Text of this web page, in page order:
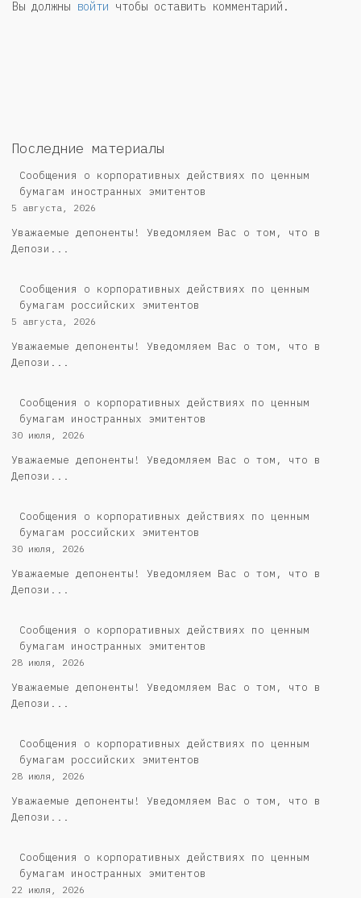
Вы должны войти чтобы оставить комментарий.
Последние материалы
Сообщения о корпоративных действиях по ценным
бумагам иностранных эмитентов
5 августа, 2026
Уважаемые депоненты! Уведомляем Вас о том, что в
Депози...
Cообщения о корпоративных действиях по ценным
бумагам российских эмитентов
5 августа, 2026
Уважаемые депоненты! Уведомляем Вас о том, что в
Депози...
Сообщения о корпоративных действиях по ценным
бумагам иностранных эмитентов
30 июля, 2026
Уважаемые депоненты! Уведомляем Вас о том, что в
Депози...
Cообщения о корпоративных действиях по ценным
бумагам российских эмитентов
30 июля, 2026
Уважаемые депоненты! Уведомляем Вас о том, что в
Депози...
Сообщения о корпоративных действиях по ценным
бумагам иностранных эмитентов
28 июля, 2026
Уважаемые депоненты! Уведомляем Вас о том, что в
Депози...
Cообщения о корпоративных действиях по ценным
бумагам российских эмитентов
28 июля, 2026
Уважаемые депоненты! Уведомляем Вас о том, что в
Депози...
Сообщения о корпоративных действиях по ценным
бумагам иностранных эмитентов
22 июля, 2026